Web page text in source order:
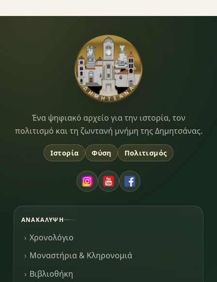
Dimitsana.gr
Ένα ψηφιακό αρχείο για την ιστορία, τον
πολιτισμό και τη ζωντανή μνήμη της Δημητσάνας.
Ιστορία Φύση Πολιτισμός
ΑΝΑΚΆΛΥΨΗ
Χρονολόγιο
Μοναστήρια & Κληρονομιά
Βιβλιοθήκη